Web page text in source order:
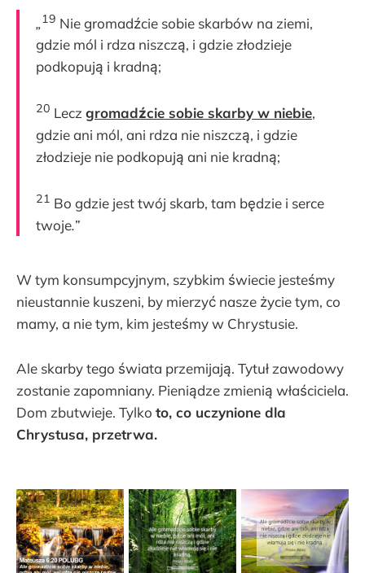
„19 Nie gromadźcie sobie skarbów na ziemi,
gdzie mól i rdza niszczą, i gdzie złodzieje
podkopują i kradną;
20 Lecz gromadźcie sobie skarby w niebie,
gdzie ani mól, ani rdza nie niszczą, i gdzie
złodzieje nie podkopują ani nie kradną;
21 Bo gdzie jest twój skarb, tam będzie i serce
twoje.”
W tym konsumpcyjnym, szybkim świecie jesteśmy
nieustannie kuszeni, by mierzyć nasze życie tym, co
mamy, a nie tym, kim jesteśmy w Chrystusie.
Ale skarby tego świata przemijają. Tytuł zawodowy
zostanie zapomniany. Pieniądze zmienią właściciela.
Dom zbutwieje. Tylko to, co uczynione dla
Chrystusa, przetrwa.